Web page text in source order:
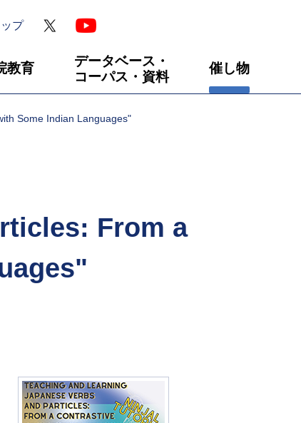
教育
データベース・
コーパス・資料
催し物
プ
Some Indian Languages"
From a